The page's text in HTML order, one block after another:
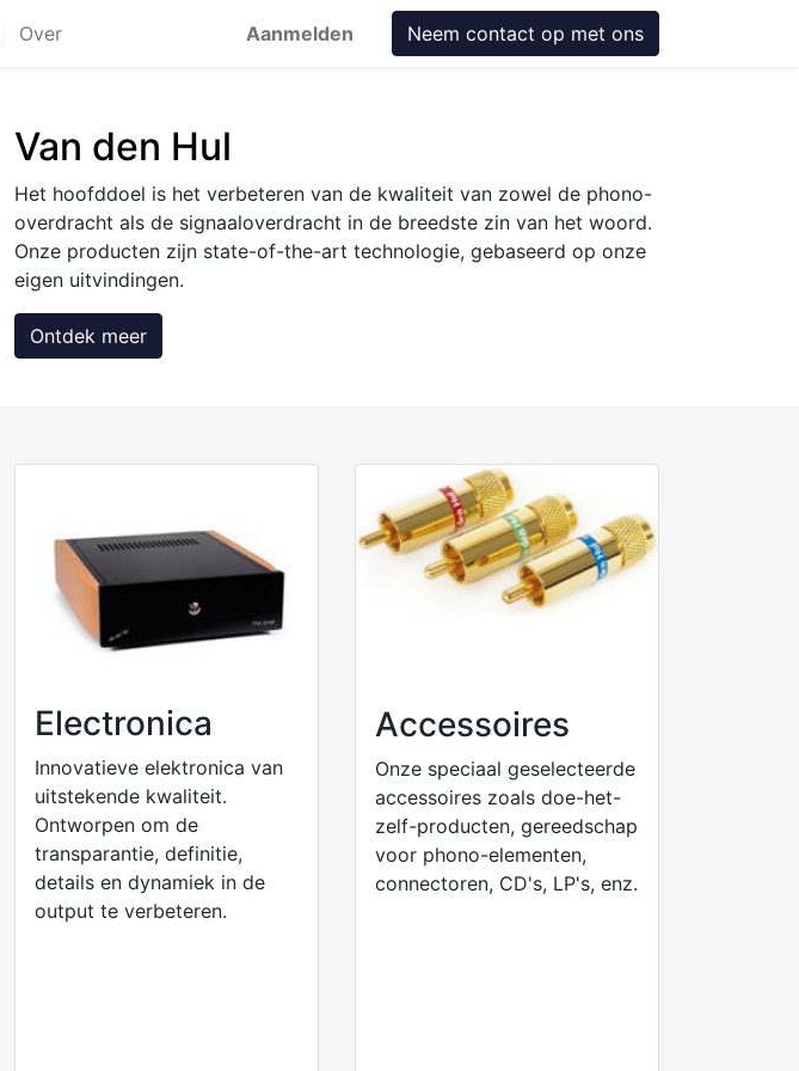
Over Aanmelden Neem contact op met ons
Van den Hul
Het hoofddoel is het verbeteren van de kwaliteit van zowel de phono-
overdracht als de signaaloverdracht in de breedste zin van het woord.
Onze producten zijn state-of-the-art technologie, gebaseerd op onze
eigen uitvindingen.
Ontdek meer
Electronica
Innovatieve elektronica van
uitstekende kwaliteit.
Ontworpen om de
transparantie, definitie,
details en dynamiek in de
output te verbeteren.
Accessoires
Onze speciaal geselecteerde
accessoires zoals doe-het-
zelf-producten, gereedschap
voor phono-elementen,
connectoren, CD's, LP's, enz.